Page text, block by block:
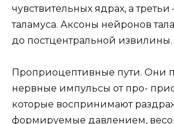
чувствительных ядрах, а третьи
таламуса. Аксоны нейронов
до постцентральной извилины.
Проприоцептивные пути. Они
нервные импульсы от про-
которые воспринимают
формируемые давлением,